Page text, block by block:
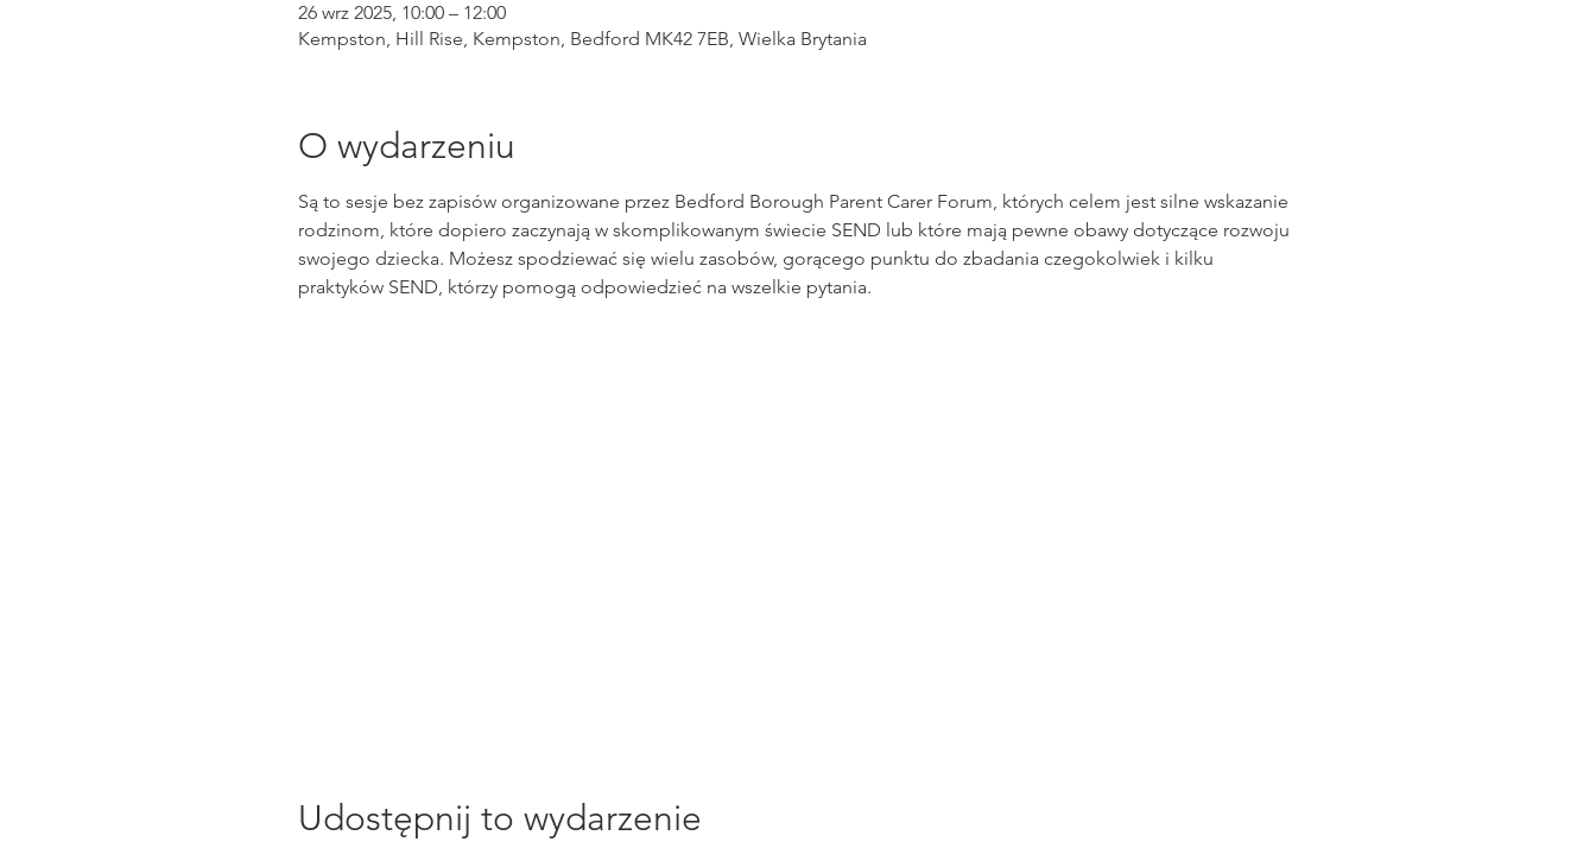
26 wrz 2025, 10:00 – 12:00
Kempston, Hill Rise, Kempston, Bedford MK42 7EB, Wielka Brytania
O wydarzeniu
Są to sesje bez zapisów organizowane przez Bedford Borough Parent Carer Forum, których celem jest silne wskazanie
rodzinom, które dopiero zaczynają w skomplikowanym świecie SEND lub które mają pewne obawy dotyczące rozwoju
swojego dziecka. Możesz spodziewać się wielu zasobów, gorącego punktu do zbadania czegokolwiek i kilku
praktyków SEND, którzy pomogą odpowiedzieć na wszelkie pytania.
Udostępnij to wydarzenie